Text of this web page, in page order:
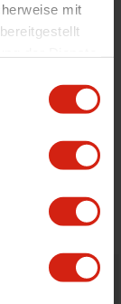
mit